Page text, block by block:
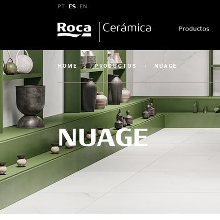
PT ES EN
Productos
HOME › PRODUCTOS › NUAGE
NUAGE